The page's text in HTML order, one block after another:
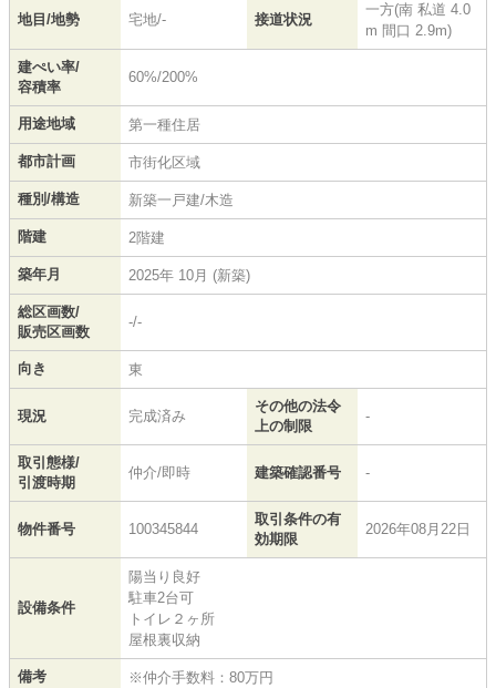
地目/地勢 宅地/- 接道状況
一方(南 私道 4.0
m 間口 2.9m)
建ぺい率/
容積率
60%/200%
用途地域 第一種住居
都市計画 市街化区域
種別/構造 新築一戸建/木造
階建 2階建
築年月 2025年 10月 (新築)
総区画数/
販売区画数
-/-
向き 東
現況 完成済み
その他の法令
上の制限
-
取引態様/
引渡時期
仲介/即時 建築確認番号 -
物件番号 100345844
取引条件の有
効期限
2026年08月22日
設備条件
陽当り良好
駐車2台可
トイレ２ヶ所
屋根裏収納
備考 ※仲介手数料：80万円